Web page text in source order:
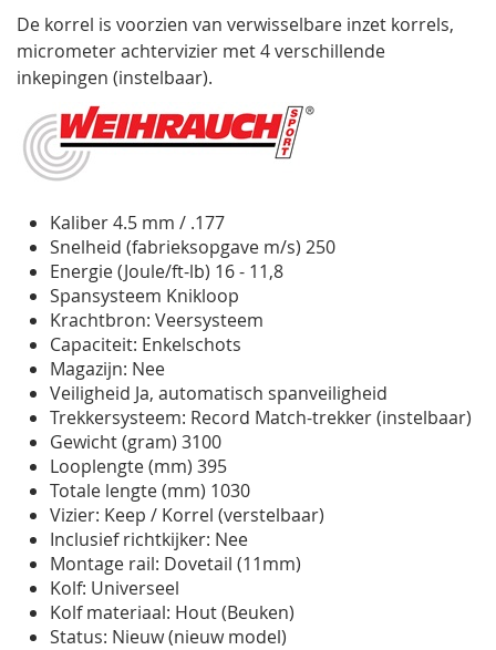
De korrel is voorzien van verwisselbare inzet korrels,
micrometer achtervizier met 4 verschillende
inkepingen (instelbaar).
Kaliber 4.5 mm / .177
Snelheid (fabrieksopgave m/s) 250
Energie (Joule/ft-lb) 16 - 11,8
Spansysteem Knikloop
Krachtbron: Veersysteem
Capaciteit: Enkelschots
Magazijn: Nee
Veiligheid Ja, automatisch spanveiligheid
Trekkersysteem: Record Match-trekker (instelbaar)
Gewicht (gram) 3100
Looplengte (mm) 395
Totale lengte (mm) 1030
Vizier: Keep / Korrel (verstelbaar)
Inclusief richtkijker: Nee
Montage rail: Dovetail (11mm)
Kolf: Universeel
Kolf materiaal: Hout (Beuken)
Status: Nieuw (nieuw model)